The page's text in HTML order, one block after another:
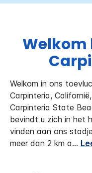
Welkom
Welkom in ons
Carpinteria,
Carpinteria State
bevindt u zich in het
vinden aan ons
meer dan 2 km a...